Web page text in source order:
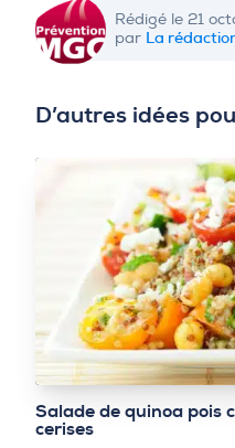
Rédigé le 21
par La
D’autres idées
Salade de quinoa pois
cerises